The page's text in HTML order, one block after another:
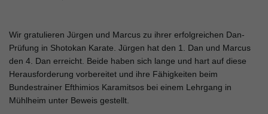
Wir gratulieren Jürgen und Marcus zu ihrer erfolgreichen Dan-
Prüfung in Shotokan Karate. Jürgen hat den 1. Dan und Marcus
den 4. Dan erreicht. Beide haben sich lange und hart auf diese
Herausforderung vorbereitet und ihre Fähigkeiten beim
Bundestrainer Efthimios Karamitsos bei einem Lehrgang in
Mühlheim unter Beweis gestellt.